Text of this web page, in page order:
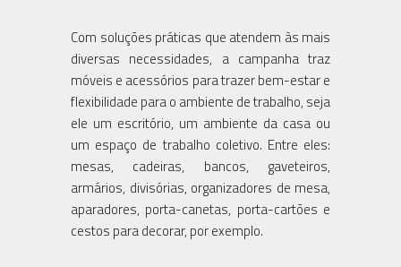
Com soluções práticas que atendem às mais
diversas necessidades, a campanha traz
móveis e acessórios para trazer bem-estar e
flexibilidade para o ambiente de trabalho, seja
ele um escritório, um ambiente da casa ou
um espaço de trabalho coletivo. Entre eles:
mesas, cadeiras, bancos, gaveteiros,
armários, divisórias, organizadores de mesa,
aparadores, porta-canetas, porta-cartões e
cestos para decorar, por exemplo.